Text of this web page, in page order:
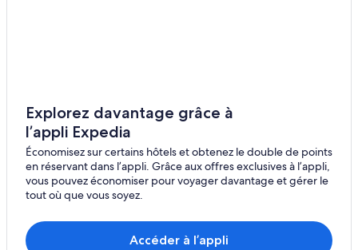
Explorez davantage grâce à
l’appli Expedia
Économisez sur certains hôtels et obtenez le double de points
en réservant dans l’appli. Grâce aux offres exclusives à l’appli,
vous pouvez économiser pour voyager davantage et gérer le
tout où que vous soyez.
Accéder à l’appli